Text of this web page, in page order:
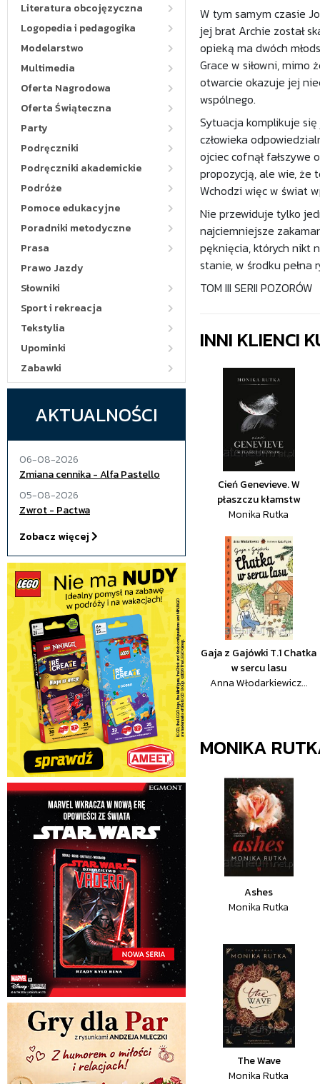
Literatura obcojęzyczna
Logopedia i pedagogika
Modelarstwo
Multimedia
Oferta Nagrodowa
Oferta Świąteczna
Party
Podręczniki
Podręczniki akademickie
Podróże
Pomoce edukacyjne
Poradniki metodyczne
Prasa
Prawo Jazdy
Słowniki
Sport i rekreacja
Tekstylia
Upominki
Zabawki
AKTUALNOŚCI
06-08-2026
Zmiana cennika - Alfa Pastello
05-08-2026
Zwrot - Pactwa
Zobacz więcej
W tym samym czasie
jej brat Archie został
opieką ma dwóch
Grace w siłowni, mimo
otwarcie okazuje jej
wspólnego.
Sytuacja komplikuje
człowieka
ojciec cofnął
propozycją, ale wie, że
Wchodzi więc w świat
Nie przewiduje tylko
najciemniejsze
pęknięcia, których nikt
stanie, w środku pełna
TOM III SERII POZORÓW
INNI KLIENCI
Cień Genevieve. W
płaszczu kłamstw
Monika Rutka
Gaja z Gajówki T.1 Chatka
w sercu lasu
Anna Włodarkiewicz...
MONIKA
Ashes
Monika Rutka
The Wave
Monika Rutka